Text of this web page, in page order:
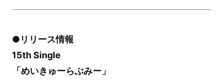
●リリース情報
15th Single
「めいきゅーらぶみー」